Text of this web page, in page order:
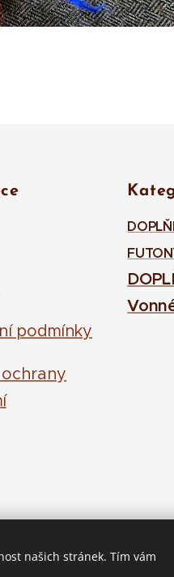
podmínky
našich stránek. Tím vám